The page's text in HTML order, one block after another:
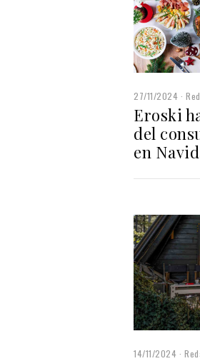
27/11/2024
Eroski
del
en
14/11/2024